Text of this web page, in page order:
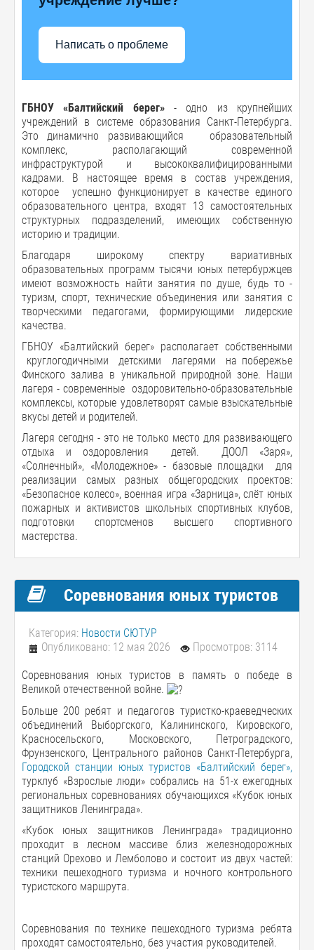
Написать о проблеме
ГБНОУ «Балтийский берег»- одно из крупнейших
учреждений в системе образования Санкт-Петербурга.
Это динамично развивающийся образовательный
комплекс, располагающий современной
инфраструктурой и высококвалифицированными
кадрами. В настоящее время в состав учреждения,
которое успешно функционирует в качестве единого
образовательного центра, входят 13 самостоятельных
структурных подразделений, имеющих собственную
историю и традиции.
Благодаря широкому спектру вариативных
образовательных программ тысячи юных петербуржцев
имеют возможность найти занятия по душе, будь то -
туризм, спорт, технические объединения или занятия с
творческими педагогами, формирующими лидерские
качества.
ГБНОУ «Балтийский берег» располагает собственными
круглогодичными детскими лагерями на побережье
Финского залива в уникальной природной зоне. Наши
лагеря - современные оздоровительно-образовательные
комплексы, которые удовлетворят самые взыскательные
вкусы детей и родителей.
Лагеря сегодня - это не только место для развивающего
отдыха и оздоровления детей. ДООЛ «Заря»,
«Солнечный», «Молодежное» - базовые площадки для
реализации самых разных общегородских проектов:
«Безопасное колесо», военная игра «Зарница», слёт юных
пожарных и активистов школьных спортивных клубов,
подготовки спортсменов высшего спортивного
мастерства.
Соревнования юных туристов
Категория: Новости СЮТУР
Опубликовано: 12 мая 2026
Просмотров: 3114
Соревнования юных туристов в память о победе в
Великой отечественной войне.
Больше 200 ребят и педагогов туристко-краеведческих
объединений Выборгского, Калининского, Кировского,
Красносельского, Московского, Петроградского,
Фрунзенского, Центрального районов Санкт-Петербурга,
Городской станции юных туристов «Балтийский берег»,
турклуб «Взрослые люди» собрались на 51-х ежегодных
региональных соревнованиях обучающихся «Кубок юных
защитников Ленинграда».
«Кубок юных защитников Ленинграда» традиционно
проходит в лесном массиве близ железнодорожных
станций Орехово и Лемболово и состоит из двух частей:
техники пешеходного туризма и ночного контрольного
туристского маршрута.
Соревнования по технике пешеходного туризма ребята
проходят самостоятельно, без участия руководителей.